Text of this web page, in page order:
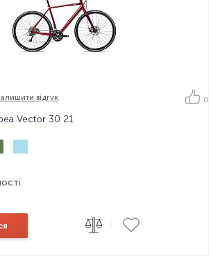
вiдгук 0
Vector 30 21